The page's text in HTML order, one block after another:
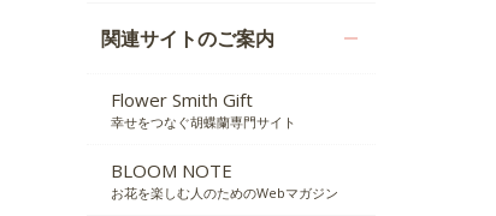
関連サイトのご案内
Flower Smith Gift
幸せをつなぐ胡蝶蘭専門サイト
BLOOM NOTE
お花を楽しむ人のためのWebマガジン